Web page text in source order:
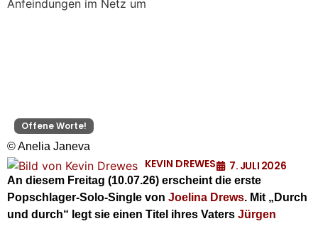
Offene Worte!
© Anelia Janeva
KEVIN DREWES 7. JULI 2026
An diesem Freitag (10.07.26) erscheint die erste
Popschlager-Solo-Single von Joelina Drews. Mit „Durch
und durch“ legt sie einen Titel ihres Vaters Jürgen